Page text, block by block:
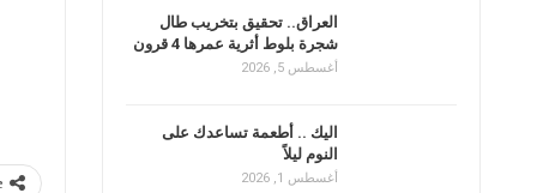
العراق.. تحقيق بتخريب طال
شجرة بلوط أثرية عمرها 4 قرون
أغسطس 5, 2026
اليك .. أطعمة تساعدك على
النوم ليلاً
أغسطس 1, 2026